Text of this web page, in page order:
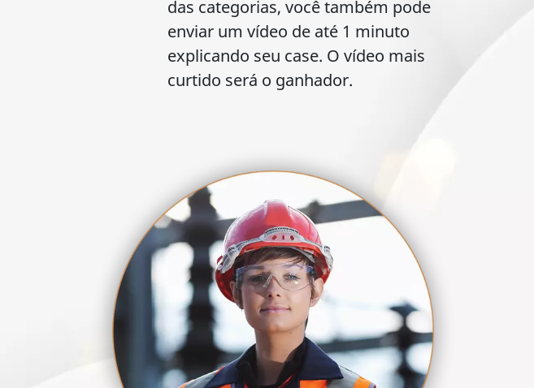
das categorias, você também pode
enviar um vídeo de até 1 minuto
explicando seu case. O vídeo mais
curtido será o ganhador.